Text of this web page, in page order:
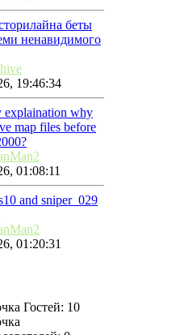
беты
ненавидимого
19:46:34
explaination why
map files before
01:08:11
and sniper_029
01:20:31
Гостей: 10